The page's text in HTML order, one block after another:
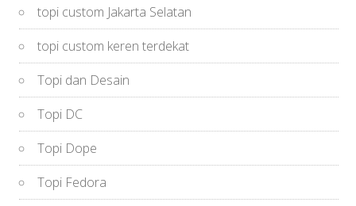
topi custom Jakarta Selatan
topi custom keren terdekat
Topi dan Desain
Topi DC
Topi Dope
Topi Fedora